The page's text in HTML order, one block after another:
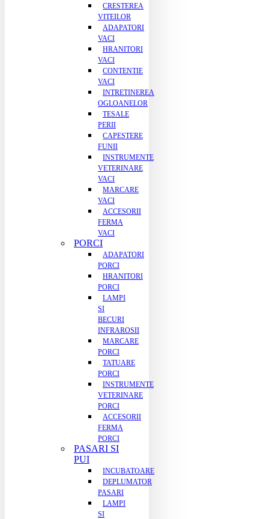
CRESTEREA
VITEILOR
ADAPATORI
VACI
HRANITORI
VACI
CONTENTIE
VACI
INTRETINEREA
OGLOANELOR
TESALE
PERII
CAPESTERE
FUNII
INSTRUMENTE
VETERINARE
VACI
MARCARE
VACI
ACCESORII
FERMA
VACI
PORCI
ADAPATORI
PORCI
HRANITORI
PORCI
LAMPI
SI
BECURI
INFRAROSII
MARCARE
PORCI
TATUARE
PORCI
INSTRUMENTE
VETERINARE
PORCI
ACCESORII
FERMA
PORCI
PASARI SI
PUI
INCUBATOARE
DEPLUMATOR
PASARI
LAMPI
SI